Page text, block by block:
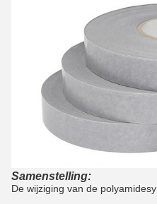
Samenstelling:
De wijziging van de